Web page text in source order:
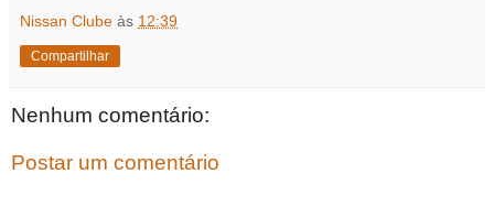
Nissan Clube às 12:39
Compartilhar
Nenhum comentário:
Postar um comentário